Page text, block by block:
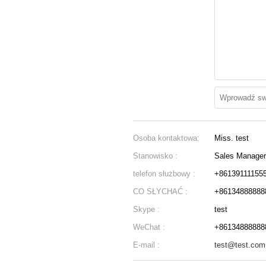
Osoba kontaktowa:
Miss. test
Stanowisko :
Sales Manager
telefon służbowy :
CO SŁYCHAĆ :
Skype :
test
WeChat :
E-mail :
test@test.com